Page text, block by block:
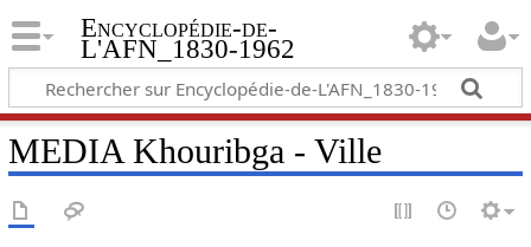
Encyclopédie-de-
L'AFN_1830-1962
MEDIA Khouribga - Ville